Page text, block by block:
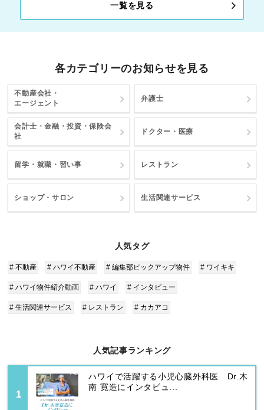
一覧を見る
各カテゴリーのお知らせを見る
不動産会社・
エージェント
弁護士
会計士・金融・投資・保険会
社
ドクター・医療
留学・就職・習い事 レストラン
ショップ・サロン 生活関連サービス
人気タグ
# 不動産 # ハワイ不動産 # 編集部ピックアップ物件 # ワイキキ
# ハワイ物件紹介動画 # ハワイ # インタビュー
# 生活関連サービス # レストラン # カカアコ
人気記事ランキング
ハワイで活躍する小児心臓外科医 Dr.木
南 寛造にインタビュ...